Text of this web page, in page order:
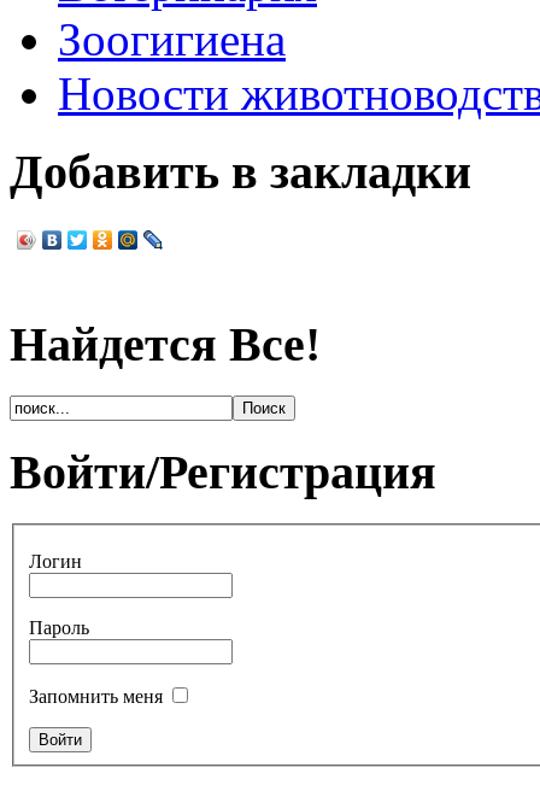
Зоогигиена
Новости
Добавить в закладки
Найдется Все!
Войти/Регистрация
Логин
Пароль
Запомнить меня